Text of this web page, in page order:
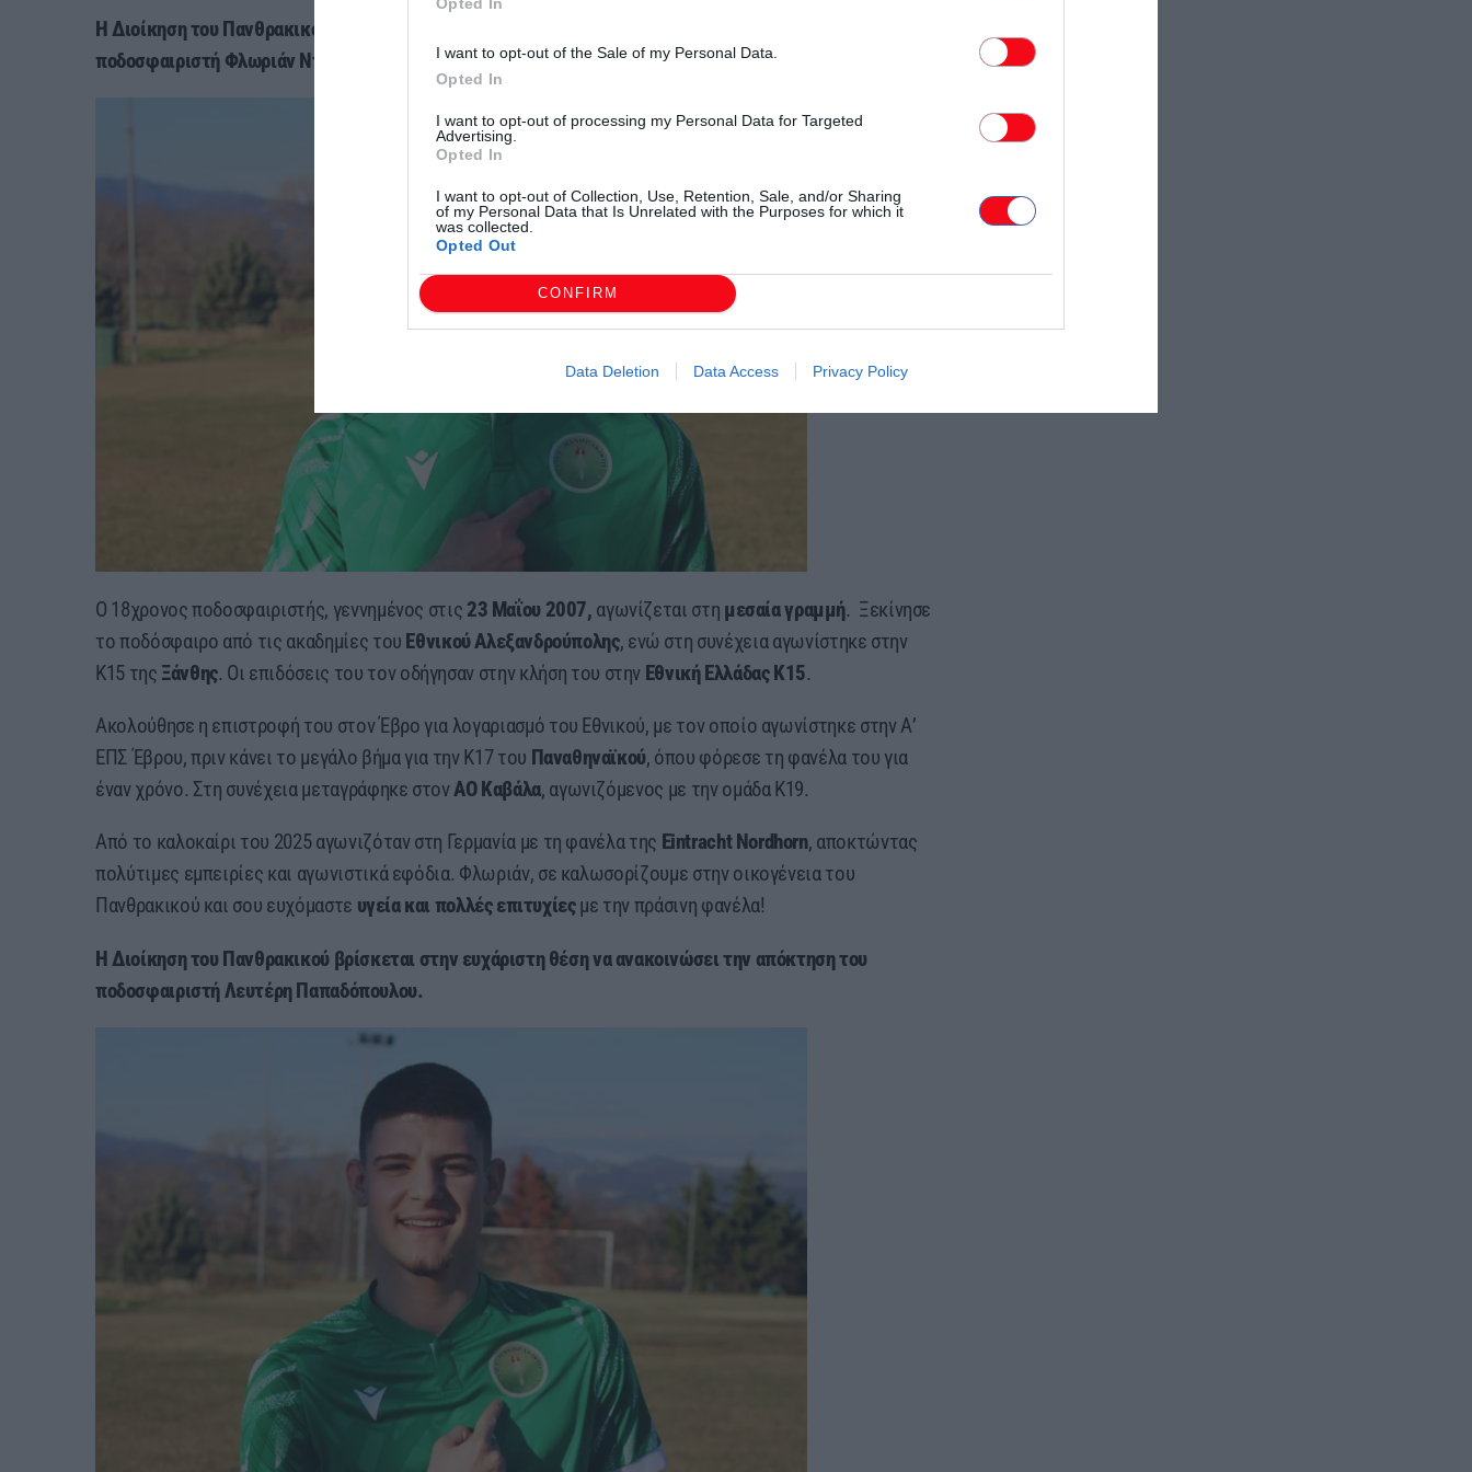
I want to opt-out of the Sale of my Personal Data.
Opted In
I want to opt-out of processing my Personal Data for Targeted
Advertising.
Opted In
I want to opt-out of Collection, Use, Retention, Sale, and/or Sharing
of my Personal Data that Is Unrelated with the Purposes for which it
was collected.
Opted Out
CONFIRM
Data Deletion Data Access Privacy Policy
Η Διοίκηση τουΠανθρακικού
ποδοσφαιριστή Φλωριάν Ντέμπροβα.
Ο 18χρονος ποδοσφαιριστής, γεννημένος στις 23 Μαΐου 2007, αγωνίζεται στη μεσαία γραμμή. Ξεκίνησε
το ποδόσφαιρο από τις ακαδημίες του Εθνικού Αλεξανδρούπολης, ενώ στη συνέχεια αγωνίστηκε στην
Κ15 της Ξάνθης. Οι επιδόσεις του τον οδήγησαν στην κλήση του στην Εθνική Ελλάδας Κ15.
Ακολούθησε η επιστροφή του στον Έβρο για λογαριασμό του Εθνικού, με τον οποίο αγωνίστηκε στην Α’
ΕΠΣ Έβρου, πριν κάνει το μεγάλο βήμα για την Κ17 του Παναθηναϊκού, όπου φόρεσε τη φανέλα του για
έναν χρόνο. Στη συνέχεια μεταγράφηκε στονΑΟΚαβάλα, αγωνιζόμενος με την ομάδα Κ19.
Από το καλοκαίρι του 2025 αγωνιζόταν στη Γερμανία με τη φανέλα της Eintracht Nordhorn, αποκτώντας
πολύτιμες εμπειρίες και αγωνιστικά εφόδια. Φλωριάν, σε καλωσορίζουμε στην οικογένεια του
Πανθρακικού και σου ευχόμαστε υγεία και πολλές επιτυχίεςμε την πράσινη φανέλα!
Η Διοίκηση τουΠανθρακικού βρίσκεται στην ευχάριστη θέση να ανακοινώσει την απόκτηση του
ποδοσφαιριστή Λευτέρη Παπαδόπουλου.